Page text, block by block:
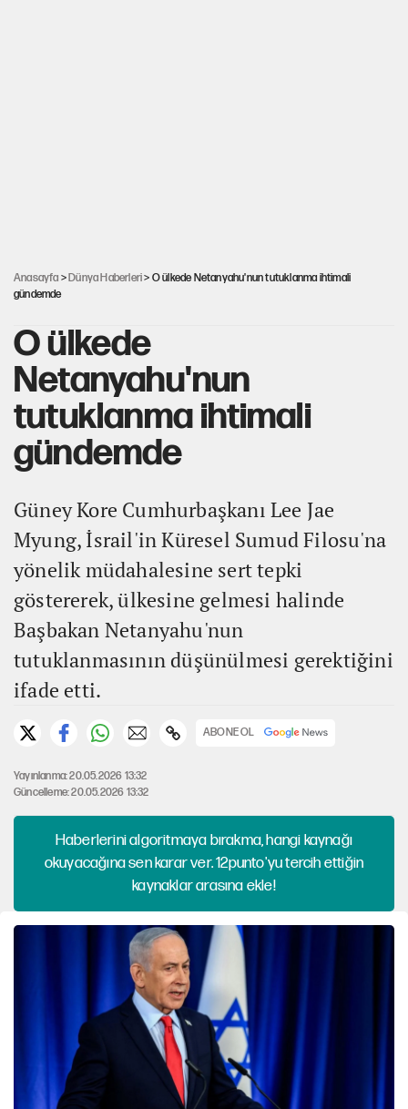
Anasayfa >Dünya Haberleri> O ülkede Netanyahu'nun tutuklanma ihtimali
gündemde
O ülkede
Netanyahu'nun
tutuklanma ihtimali
gündemde
Güney Kore Cumhurbaşkanı Lee Jae
Myung, İsrail'in Küresel Sumud Filosu'na
yönelik müdahalesine sert tepki
göstererek, ülkesine gelmesi halinde
Başbakan Netanyahu'nun
tutuklanmasının düşünülmesi gerektiğini
ifade etti.
ABONE OL
Yayınlanma: 20.05.2026 13:32
Güncelleme: 20.05.2026 13:32
Haberlerini algoritmaya bırakma, hangi kaynağı
okuyacağına sen karar ver. 12punto'yu tercih ettiğin
kaynaklar arasına ekle!